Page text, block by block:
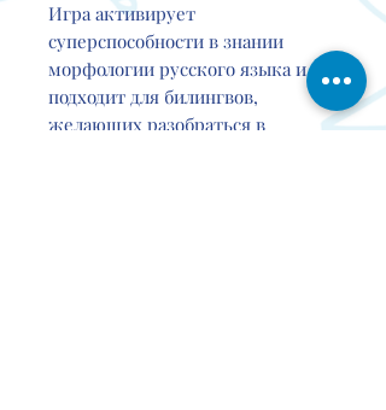
Игра активирует
суперспособности в знании
морфологии русского языка и
подходит для билингвов,
желающих разобраться в